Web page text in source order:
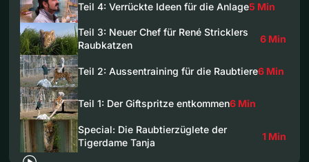
Teil 4: Verrückte Ideen für die Anlage5 Min
Teil 3: Neuer Chef für René Stricklers
Raubkatzen
6 Min
Teil 2: Aussentraining für die Raubtiere6 Min
Teil 1: Der Giftspritze entkommen6 Min
Special: Die Raubtierzüglete der
Tigerdame Tanja
1 Min